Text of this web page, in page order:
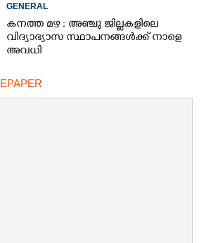
നിൽക്കുന്നു'
GENERAL
കനത്ത മഴ : അഞ്ചു ജില്ലകളിലെ
വിദ്യാഭ്യാസ സ്ഥാപനങ്ങൾക്ക് നാളെ
അവധി
EPAPER